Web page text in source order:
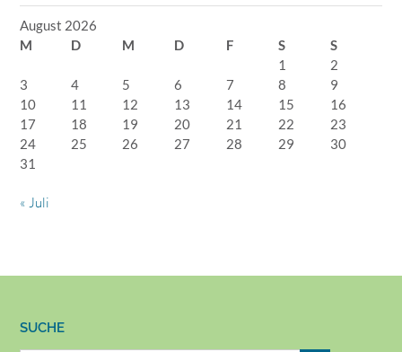
August 2026
M
D M D F S
S
1
2
3
4 5 6 7 8
9
10
11 12 13 14 15
16
17
18 19 20 21 22
23
24
25 26 27 28 29
30
31
« Juli
SUCHE